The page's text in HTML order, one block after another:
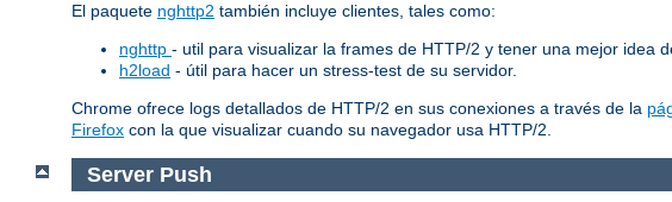
El paquete nghttp2 también incluye clientes, tales como:
nghttp - util para visualizar la frames de HTTP/2 y tener una mejor idea
h2load - útil para hacer un stress-test de su servidor.
Chrome ofrece logs detallados de HTTP/2 en sus conexiones a través de la
Firefox con la que visualizar cuando su navegador usa HTTP/2.
Server Push